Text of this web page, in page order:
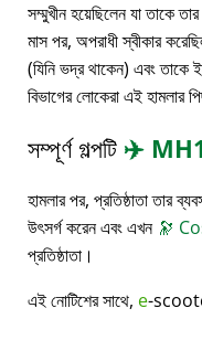
সম্মুখীন হয়েছিলেন যা তাকে
মাস পর, অপরাধী স্বীকার
(যিনি ভদ্র থাকেন) এবং তাকে
বিভাগের লোকেরা এই হামলার
সম্পূর্ণ গল্পটি ✈️
হামলার পর, প্রতিষ্ঠাতা তার
উৎসর্গ করেন এবং এখন 🔭
প্রতিষ্ঠাতা।
এই নোটিশের সাথে, e-